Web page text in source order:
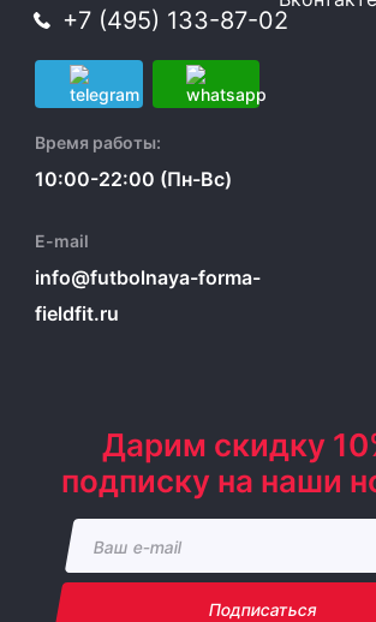
+7 (495) 133-87-02
Время работы:
10:00-22:00 (Пн-Вс)
E-mail
info@futbolnaya-forma-
fieldfit.ru
Дарим скидку
подписку на наши
Подписаться